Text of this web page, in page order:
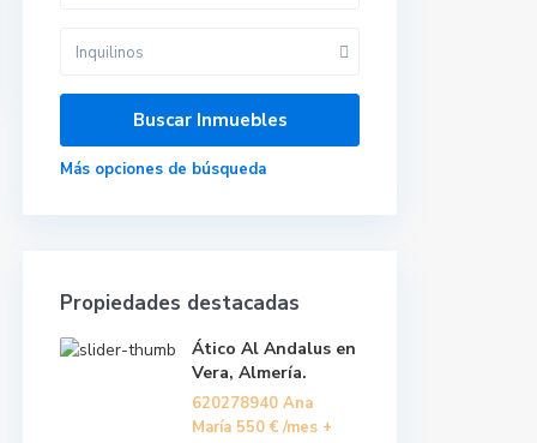
Inquilinos
Más opciones de búsqueda
Propiedades destacadas
Ático Al Andalus en
Vera, Almería.
620278940 Ana
María 550 € /mes +